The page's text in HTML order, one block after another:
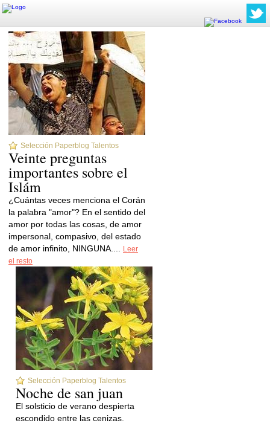
Selección Paperblog Talentos
Veinte preguntas
importantes sobre el
Islám
¿Cuántas veces menciona el Corán
la palabra "amor"? En el sentido del
amor por todas las cosas, de amor
impersonal, compasivo, del estado
de amor infinito, NINGUNA....
Leer
el resto
Selección Paperblog Talentos
Noche de san juan
El solsticio de verano despierta
escondido entre las cenizas.